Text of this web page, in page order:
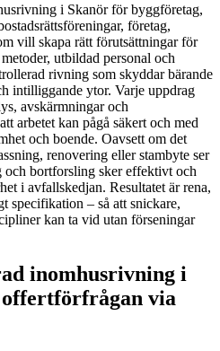
i Skanör för byggföretag,
företag,
vill skapa rätt förutsättningar för
utbildad personal och
rivning som skyddar bärande
intilliggande ytor. Varje uppdrag
avskärmningar och
arbetet kan pågå säkert och med
och boende. Oavsett om det
renovering eller stambyte ser
bortforsling sker effektivt och
i avfallskedjan. Resultatet är rena,
specifikation – så att snickare,
kan ta vid utan förseningar
inomhusrivning i
offertförfrågan via